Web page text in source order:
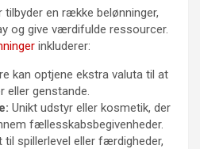
en række belønninger,
og give værdifulde ressourcer.
inkluderer:
kan optjene ekstra valuta til at
eller genstande.
Unikt udstyr eller kosmetik, der
fællesskabsbegivenheder.
til spillerlevel eller færdigheder,